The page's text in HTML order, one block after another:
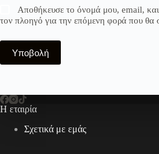
Αποθήκευσε το όνομά μου, email,
τον πλοηγό για την επόμενη φορά που θα
Υποβολή
Η εταιρία
Σχετικά με εμάς